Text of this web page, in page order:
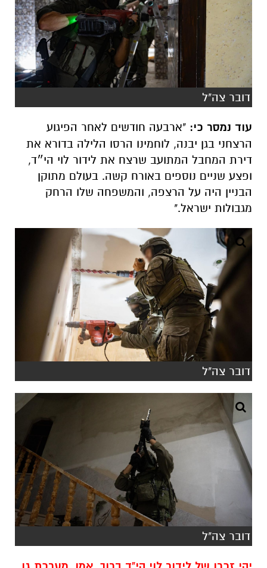
דובר צה"ל
עוד נמסר כי: "ארבעה חודשים לאחר הפיגוע
הרצחני בגן יבנה, לוחמינו הרסו הלילה בדורא את
דירת המחבל המתועב שרצח את לידור לוי הי״ד,
ופצע שניים נוספים באורח קשה. בעולם מתוקן
הבניין היה על הרצפה, והמשפחה שלו הרחק
מגבולות ישראל."
דובר צה"ל
דובר צה"ל